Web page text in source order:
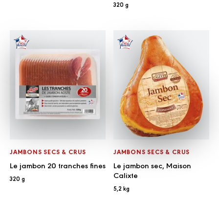
320 g
JAMBONS SECS & CRUS
Le jambon 20 tranches fines
320 g
JAMBONS SECS & CRUS
Le jambon sec, Maison
Calixte
5,2 kg